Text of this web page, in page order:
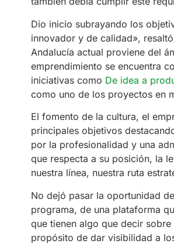
Dio inicio subrayando los
innovador y de calidad»,
Andalucía actual proviene del
emprendimiento se encuentra
iniciativas como De idea a
como uno de los proyectos en
El fomento de la cultura, el
principales objetivos
por la profesionalidad y una
que respecta a su posición, la
nuestra línea, nuestra ruta
No dejó pasar la oportunidad
programa, de una plataforma
que tienen algo que decir
propósito de dar visibilidad a